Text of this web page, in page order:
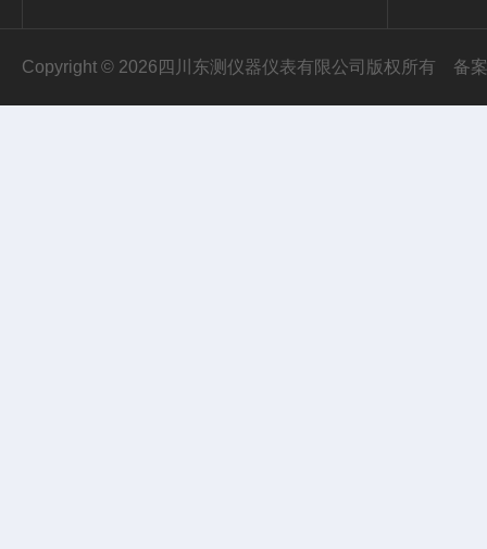
Copyright © 2026四川东测仪器仪表有限公司版权所有 备